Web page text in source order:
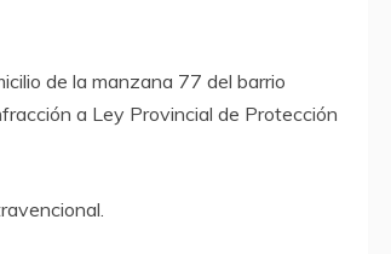
de la manzana 77 del barrio
a Ley Provincial de Protección